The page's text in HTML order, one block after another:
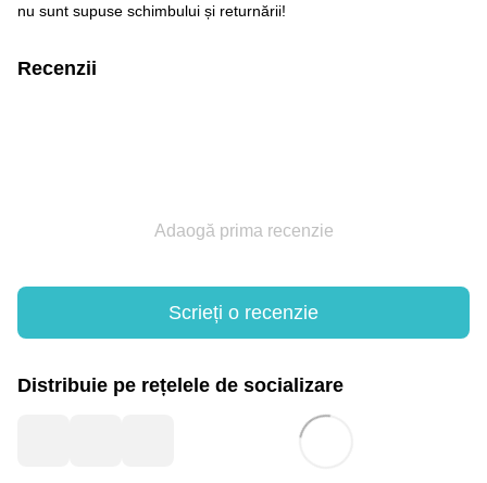
nu sunt supuse schimbului și returnării!
Recenzii
Adaogă prima recenzie
Scrieți o recenzie
Distribuie pe rețelele de socializare